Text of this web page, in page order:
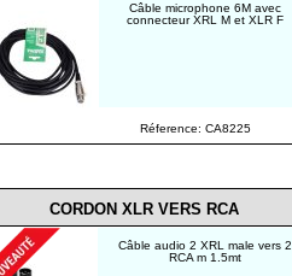
Réference: CA8225
Câble microphone 6M avec
connecteur XRL M et XLR F
Câble audio 2 XRL male vers 2
RCA m 1.5mt
CORDON XLR VERS RCA